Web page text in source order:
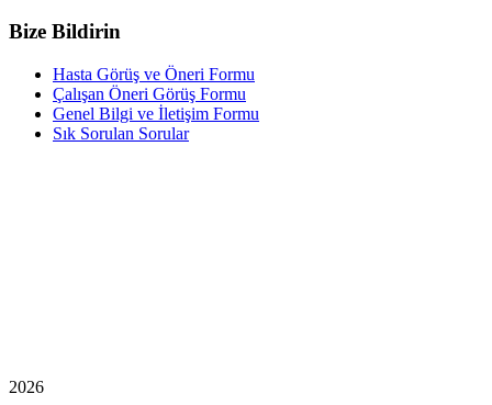
Bize Bildirin
Hasta Görüş ve Öneri Formu
Çalışan Öneri Görüş Formu
Genel Bilgi ve İletişim Formu
Sık Sorulan Sorular
2026